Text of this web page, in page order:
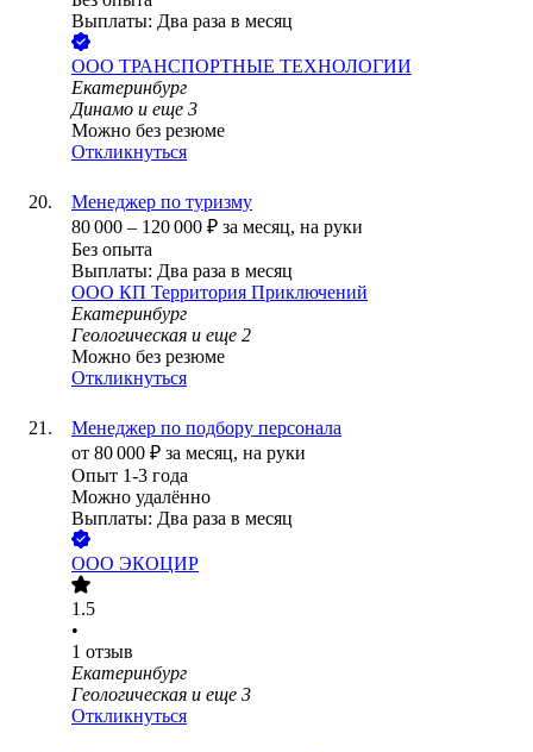
Выплаты: Два раза в месяц
ООО ТРАНСПОРТНЫЕ ТЕХНОЛОГИИ
Екатеринбург
Динамо и еще 3
Можно без резюме
Откликнуться
Менеджер по туризму
80 000 – 120 000 ₽ за месяц, на руки
Без опыта
Выплаты: Два раза в месяц
ООО КП Территория Приключений
Екатеринбург
Геологическая и еще 2
Можно без резюме
Откликнуться
Менеджер по подбору персонала
от 80 000 ₽ за месяц, на руки
Опыт 1-3 года
Можно удалённо
Выплаты: Два раза в месяц
ООО ЭКОЦИР
1.5
•
1 отзыв
Екатеринбург
Геологическая и еще 3
Откликнуться